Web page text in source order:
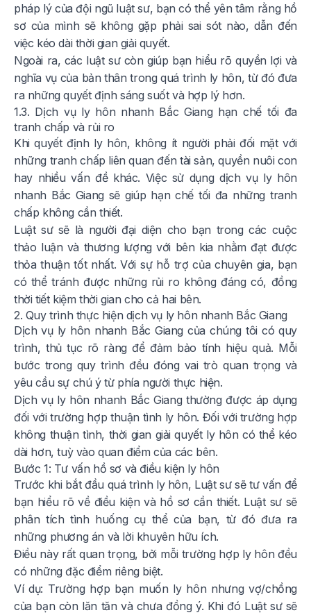
pháp lý của đội ngũ luật sư, bạn có thể yên tâm rằng hồ
sơ của mình sẽ không gặp phải sai sót nào, dẫn đến
việc kéo dài thời gian giải quyết.
Ngoài ra, các luật sư còn giúp bạn hiểu rõ quyền lợi và
nghĩa vụ của bản thân trong quá trình ly hôn, từ đó đưa
ra những quyết định sáng suốt và hợp lý hơn.
1.3. Dịch vụ ly hôn nhanh Bắc Giang hạn chế tối đa
tranh chấp và rủi ro
Khi quyết định ly hôn, không ít người phải đối mặt với
những tranh chấp liên quan đến tài sản, quyền nuôi con
hay nhiều vấn đề khác. Việc sử dụng dịch vụ ly hôn
nhanh Bắc Giang sẽ giúp hạn chế tối đa những tranh
chấp không cần thiết.
Luật sư sẽ là người đại diện cho bạn trong các cuộc
thảo luận và thương lượng với bên kia nhằm đạt được
thỏa thuận tốt nhất. Với sự hỗ trợ của chuyên gia, bạn
có thể tránh được những rủi ro không đáng có, đồng
thời tiết kiệm thời gian cho cả hai bên.
2. Quy trình thực hiện dịch vụ ly hôn nhanh Bắc Giang
Dịch vụ ly hôn nhanh Bắc Giang của chúng tôi có quy
trình, thủ tục rõ ràng để đảm bảo tính hiệu quả. Mỗi
bước trong quy trình đều đóng vai trò quan trọng và
yêu cầu sự chú ý từ phía người thực hiện.
Dịch vụ ly hôn nhanh Bắc Giang thường được áp dụng
đối với trường hợp thuận tình ly hôn. Đối với trường hợp
không thuận tình, thời gian giải quyết ly hôn có thể kéo
dài hơn, tuỳ vào quan điểm của các bên.
Bước 1: Tư vấn hồ sơ và điều kiện ly hôn
Trước khi bắt đầu quá trình ly hôn, Luật sư sẽ tư vấn để
bạn hiểu rõ về điều kiện và hồ sơ cần thiết. Luật sư sẽ
phân tích tình huống cụ thể của bạn, từ đó đưa ra
những phương án và lời khuyên hữu ích.
Điều này rất quan trọng, bởi mỗi trường hợp ly hôn đều
có những đặc điểm riêng biệt.
Ví dụ: Trường hợp bạn muốn ly hôn nhưng vợ/chồng
của bạn còn lăn tăn và chưa đồng ý. Khi đó Luật sư sẽ